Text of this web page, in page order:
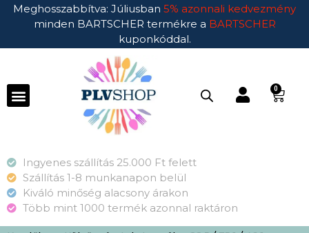
Meghosszabbítva: Júliusban 5% azonnali kedvezmény
minden BARTSCHER termékre a BARTSCHER
kuponkóddal.
0
Ingyenes szállítás 25.000 Ft felett
Szállítás 1-8 munkanapon belül
Kiváló minőség alacsony árakon
Több mint 1000 termék azonnal raktáron